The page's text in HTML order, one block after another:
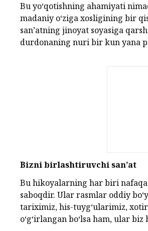
Bu yo‘qotishning ahamiyati
madaniy o‘ziga xosligining bir
san’atning jinoyat soyasiga
durdonaning nuri bir kun yana
Bizni birlashtiruvchi san’at
Bu hikoyalarning har biri
saboqdir. Ular rasmlar oddiy
tariximiz, his-tuyg‘ularimiz,
o‘g‘irlangan bo‘lsa ham, ular